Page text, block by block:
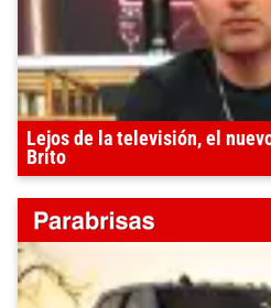
Lejos de la televisión, el
Brito